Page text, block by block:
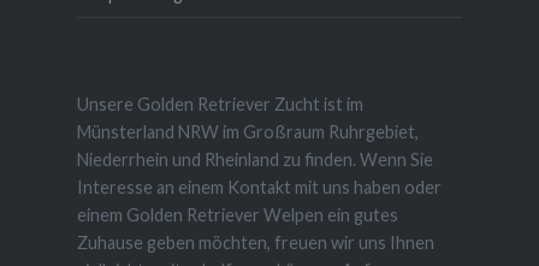
Unsere Golden Retriever Zucht ist im
Münsterland NRW im Großraum Ruhrgebiet,
Niederrhein und Rheinland zu finden. Wenn Sie
Interesse an einem Kontakt mit uns haben oder
einem Golden Retriever Welpen ein gutes
Zuhause geben möchten, freuen wir uns Ihnen